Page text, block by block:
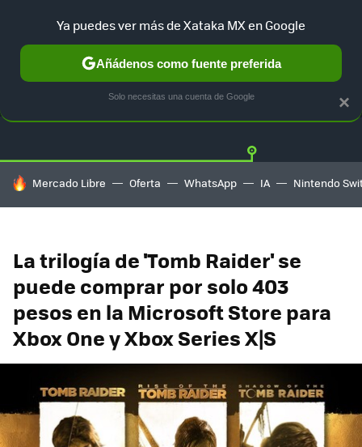
GUÍA DE COMPRAS MERCADO LIBRE
HOY SE HABLA DE
Mercado Libre Oferta WhatsApp IA Nintendo
La trilogía de 'Tomb Raider' se
puede comprar por solo 403
pesos en la Microsoft Store para
Xbox One y Xbox Series X|S
×
Ya puedes ver más de Xataka MX en Google
Añádenos como fuente preferida
Solo necesitas una cuenta de Google